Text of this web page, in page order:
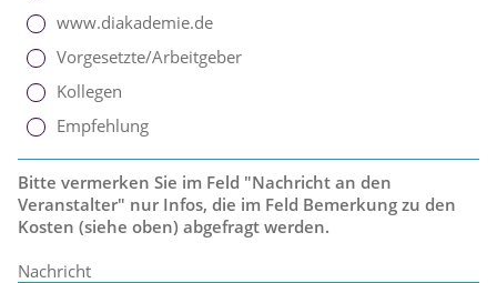
www.diakademie.de
Vorgesetzte/Arbeitgeber
Kollegen
Empfehlung
Bitte vermerken Sie im Feld "Nachricht an den
Veranstalter" nur Infos, die im Feld Bemerkung zu den
Kosten (siehe oben) abgefragt werden.
Nachricht